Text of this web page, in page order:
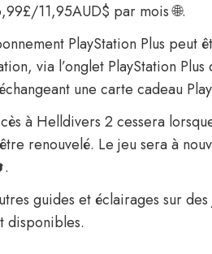
11,95AUD$ par mois 🌐.
PlayStation Plus
via l’onglet PlayStation
une carte cadeau
à Helldivers 2 cessera
renouvelé. Le jeu sera à
guides et éclairages sur
disponibles.